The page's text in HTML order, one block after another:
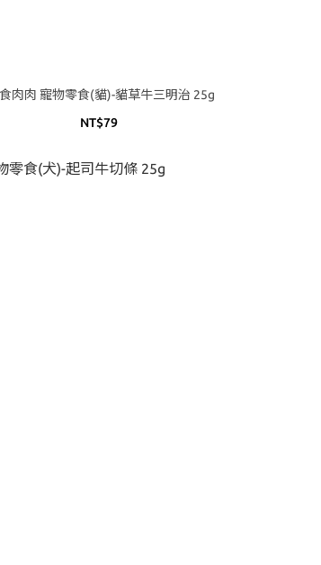
肉肉 寵物零食(貓)-貓草牛三明治 25g
NT$79